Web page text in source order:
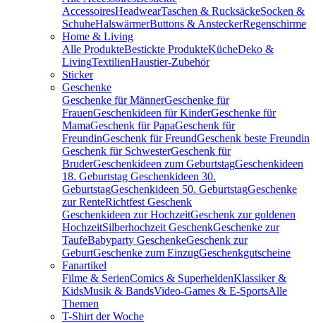
AccessoiresHeadwearTaschen & RucksäckeSocken &
SchuheHalswärmerButtons & AnsteckerRegenschirme
Home & Living
Alle ProdukteBestickte ProdukteKücheDeko &
LivingTextilienHaustier-Zubehör
Sticker
Geschenke
Geschenke für MännerGeschenke für
FrauenGeschenkideen für KinderGeschenke für
MamaGeschenk für PapaGeschenk für
FreundinGeschenk für FreundGeschenk beste Freundin
Geschenk für SchwesterGeschenk für
BruderGeschenkideen zum GeburtstagGeschenkideen
18. Geburtstag Geschenkideen 30.
GeburtstagGeschenkideen 50. GeburtstagGeschenke
zur RenteRichtfest Geschenk
Geschenkideen zur HochzeitGeschenk zur goldenen
HochzeitSilberhochzeit GeschenkGeschenke zur
TaufeBabyparty GeschenkeGeschenk zur
GeburtGeschenke zum EinzugGeschenkgutscheine
Fanartikel
Filme & SerienComics & SuperheldenKlassiker &
KidsMusik & BandsVideo-Games & E-SportsAlle
Themen
T-Shirt der Woche